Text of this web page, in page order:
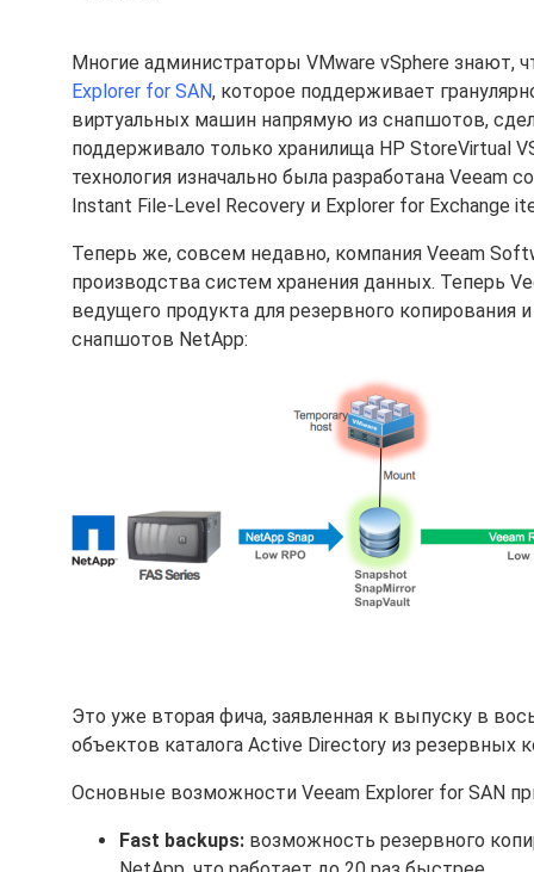
Многие администраторы VMware vSphere знают,
Explorer for SAN, которое поддерживает
виртуальных машин напрямую из снапшотов,
поддерживало только хранилища HP StoreVirtual
технология изначально была разработана
Instant File-Level Recovery и Explorer for Exchange
Теперь же, совсем недавно, компания Veeam
производства систем хранения данных. Теперь
ведущего продукта для резервного
снапшотов NetApp:
Это уже вторая фича, заявленная к выпуску в
объектов каталога Active Directory из резервных
Основные возможности Veeam Explorer for SAN
Fast backups: возможность резервного